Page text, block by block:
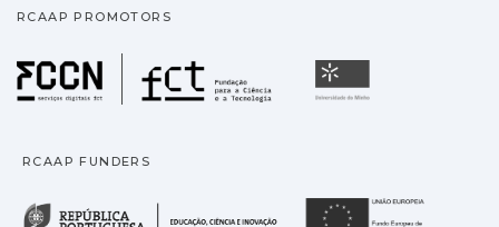
RCAAP PROMOTORS
Fundação para a
RCAAP FUNDERS
República Portuguesa